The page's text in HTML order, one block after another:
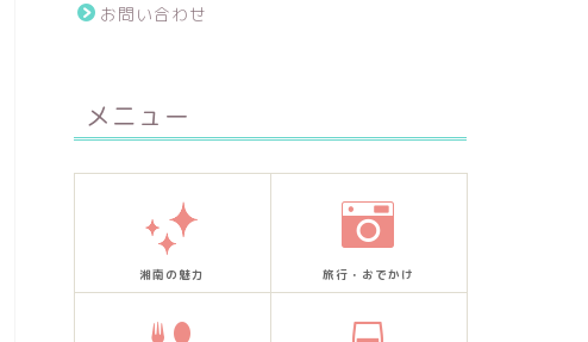
お問い合わせ
メニュー
湘南の魅力 旅行・おでかけ